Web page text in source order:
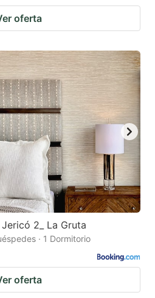
oferta
2_ La Gruta
· 1 Dormitorio
oferta